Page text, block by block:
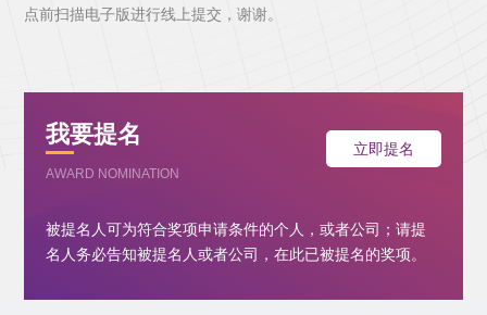
点前扫描电子版进行线上提交，谢谢。
我要提名
AWARD NOMINATION
立即提名
被提名人可为符合奖项申请条件的个人，或者公司；请提
名人务必告知被提名人或者公司，在此已被提名的奖项。